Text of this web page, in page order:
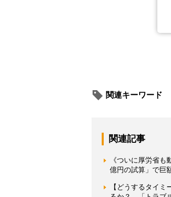
関連キーワード
関連記事
《ついに厚労省
億円の試算」で巨
【どうするタイ